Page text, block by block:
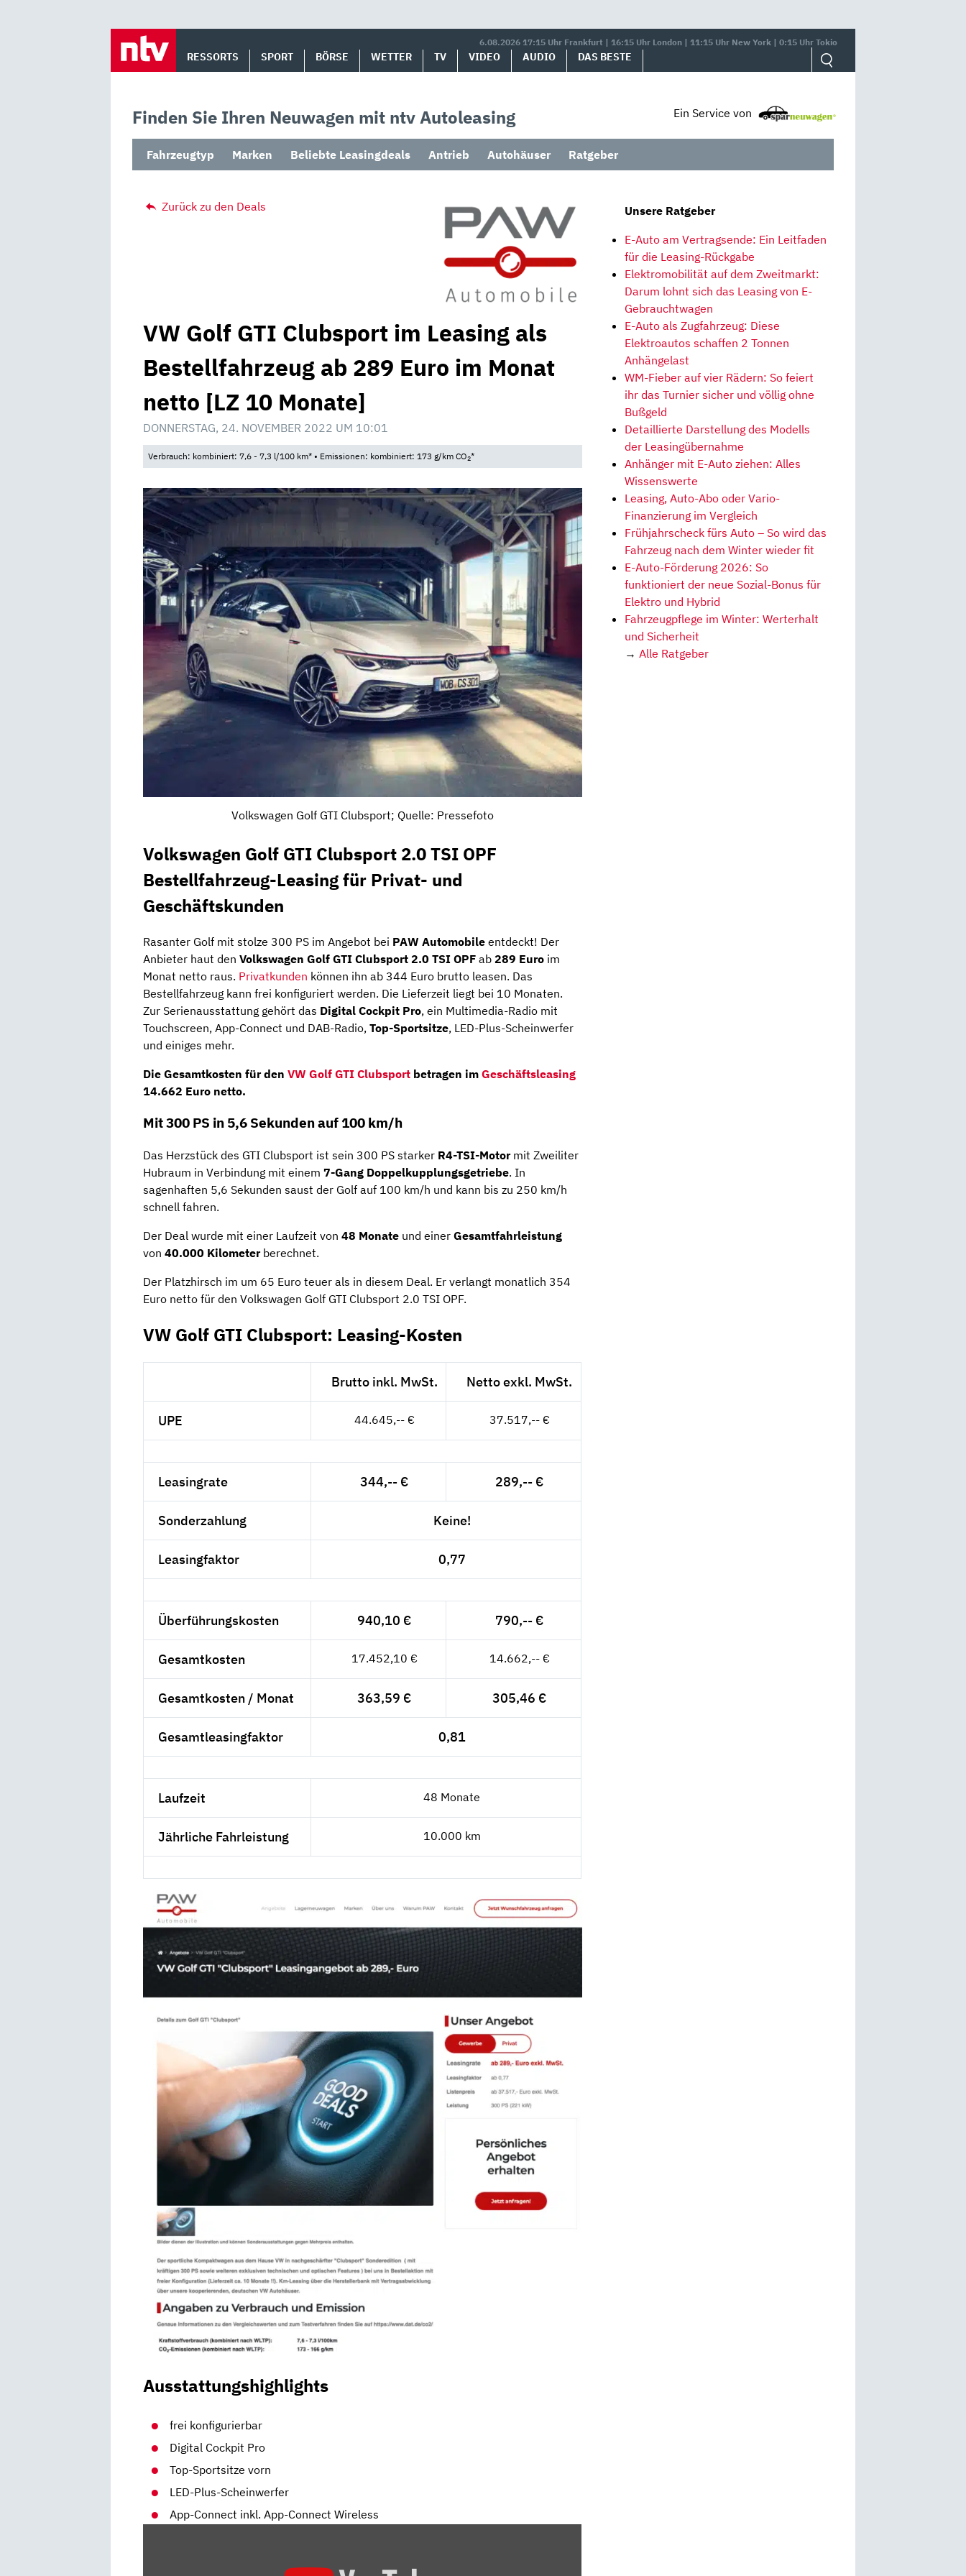
6.08.2026 17:15 Uhr Frankfurt | 16:15 Uhr London | 11:15 Uhr New York | 0:15 Uhr Tokio
RESSORTS SPORT BÖRSE WETTER TV VIDEO AUDIO DAS BESTE
Finden Sie Ihren Neuwagen mit ntv Autoleasing Ein Service von
Fahrzeugtyp Marken Beliebte Leasingdeals Antrieb Autohäuser Ratgeber
Zurück zu den Deals
VW Golf GTI Clubsport im Leasing als
Bestellfahrzeug ab 289 Euro im Monat
netto [LZ 10 Monate]
DONNERSTAG, 24. NOVEMBER 2022 UM 10:01
Verbrauch: kombiniert: 7,6 - 7,3 l/100 km* • Emissionen: kombiniert: 173 g/km CO2*
Volkswagen Golf GTI Clubsport; Quelle: Pressefoto
Volkswagen Golf GTI Clubsport 2.0 TSI OPF
Bestellfahrzeug-Leasing für Privat- und
Geschäftskunden
Rasanter Golf mit stolze 300 PS im Angebot bei PAW Automobile entdeckt! Der
Anbieter haut den Volkswagen Golf GTI Clubsport 2.0 TSI OPF ab 289 Euro im
Monat netto raus. Privatkunden können ihn ab 344 Euro brutto leasen. Das
Bestellfahrzeug kann frei konfiguriert werden. Die Lieferzeit liegt bei 10 Monaten.
Zur Serienausstattung gehört das Digital Cockpit Pro, ein Multimedia-Radio mit
Touchscreen, App-Connect und DAB-Radio, Top-Sportsitze, LED-Plus-Scheinwerfer
und einiges mehr.
Die Gesamtkosten für den VW Golf GTI Clubsport betragen im Geschäftsleasing
14.662 Euro netto.
Mit 300 PS in 5,6 Sekunden auf 100 km/h
Das Herzstück des GTI Clubsport ist sein 300 PS starker R4-TSI-Motormit Zweiliter
Hubraum in Verbindung mit einem 7-Gang Doppelkupplungsgetriebe. In
sagenhaften 5,6 Sekunden saust der Golf auf 100 km/h und kann bis zu 250 km/h
schnell fahren.
Der Deal wurde mit einer Laufzeit von 48 Monate und einer Gesamtfahrleistung
von 40.000 Kilometerberechnet.
Der Platzhirsch im um 65 Euro teuer als in diesem Deal. Er verlangt monatlich 354
Euro netto für den Volkswagen Golf GTI Clubsport 2.0 TSI OPF.
VW Golf GTI Clubsport: Leasing-Kosten
Brutto inkl. MwSt. Netto exkl. MwSt.
UPE 44.645,-- € 37.517,-- €
Leasingrate 344,-- € 289,-- €
Sonderzahlung Keine!
Leasingfaktor 0,77
Überführungskosten 940,10 € 790,-- €
Gesamtkosten 17.452,10 € 14.662,-- €
Gesamtkosten / Monat 363,59 € 305,46 €
Gesamtleasingfaktor 0,81
Laufzeit 48 Monate
Jährliche Fahrleistung 10.000 km
Ausstattungshighlights
frei konfigurierbar
Digital Cockpit Pro
Top-Sportsitze vorn
LED-Plus-Scheinwerfer
App-Connect inkl. App-Connect Wireless
Unsere Ratgeber
E-Auto am Vertragsende: Ein Leitfaden
für die Leasing-Rückgabe
Elektromobilität auf dem Zweitmarkt:
Darum lohnt sich das Leasing von E-
Gebrauchtwagen
E-Auto als Zugfahrzeug: Diese
Elektroautos schaffen 2 Tonnen
Anhängelast
WM-Fieber auf vier Rädern: So feiert
ihr das Turnier sicher und völlig ohne
Bußgeld
Detaillierte Darstellung des Modells
der Leasingübernahme
Anhänger mit E-Auto ziehen: Alles
Wissenswerte
Leasing, Auto-Abo oder Vario-
Finanzierung im Vergleich
Frühjahrscheck fürs Auto – So wird das
Fahrzeug nach dem Winter wieder fit
E-Auto-Förderung 2026: So
funktioniert der neue Sozial-Bonus für
Elektro und Hybrid
Fahrzeugpflege im Winter: Werterhalt
und Sicherheit
→ Alle Ratgeber